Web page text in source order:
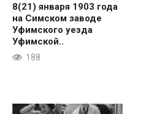
8(21) января 1903 года
на Симском заводе
Уфимского уезда
Уфимской..
188